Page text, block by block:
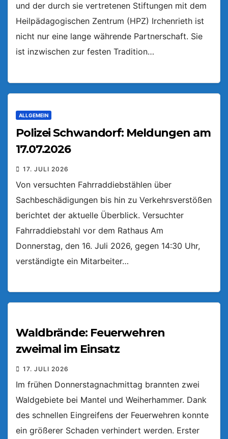
und der durch sie vertretenen Stiftungen mit dem
Heilpädagogischen Zentrum (HPZ) Irchenrieth ist
nicht nur eine lange währende Partnerschaft. Sie
ist inzwischen zur festen Tradition…
ALLGEMEIN
Polizei Schwandorf: Meldungen am
17.07.2026
17. JULI 2026
Von versuchten Fahrraddiebstählen über
Sachbeschädigungen bis hin zu Verkehrsverstößen
berichtet der aktuelle Überblick. Versuchter
Fahrraddiebstahl vor dem Rathaus Am
Donnerstag, den 16. Juli 2026, gegen 14:30 Uhr,
verständigte ein Mitarbeiter…
Waldbrände: Feuerwehren
zweimal im Einsatz
17. JULI 2026
Im frühen Donnerstagnachmittag brannten zwei
Waldgebiete bei Mantel und Weiherhammer. Dank
des schnellen Eingreifens der Feuerwehren konnte
ein größerer Schaden verhindert werden. Erster